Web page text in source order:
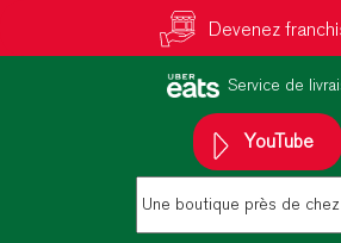
Devenez
Service de
YouTube